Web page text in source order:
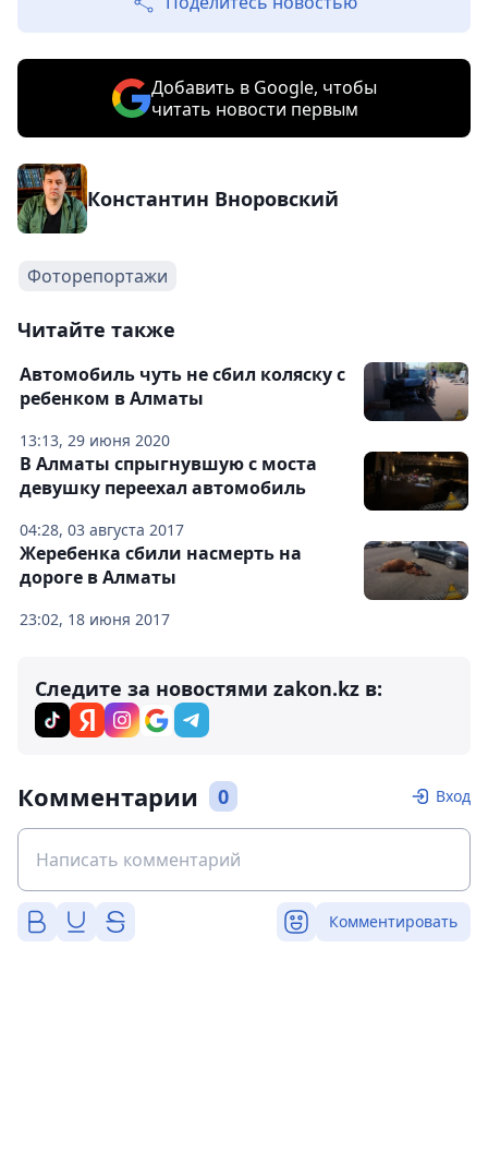
Добавить в Google, чтобы
читать новости первым
Константин Вноровский
Фоторепортажи
Читайте также
13:13, 29 июня 2020
Автомобиль чуть не сбил коляску с
ребенком в Алматы
04:28, 03 августа 2017
В Алматы спрыгнувшую с моста
девушку переехал автомобиль
23:02, 18 июня 2017
Жеребенка сбили насмерть на
дороге в Алматы
Следите за новостями zakon.kz в:
Комментарии 0 Вход
Комментировать